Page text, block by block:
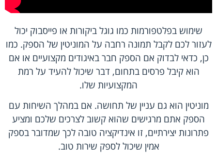
שימוש בפלטפורמות כמו גוגל ביקורות או פייסבוק יכול
לעזור לכם לקבל תמונה רחבה על המוניטין של הספק. כמו
כן, כדאי לבדוק אם הספק חבר באיגודים מקצועיים או אם
הוא קיבל פרסים בתחום, דבר שיכול להעיד על רמת
המקצועיות שלו.
מוניטין הוא גם עניין של תחושה. אם במהלך השיחות עם
הספק אתם מרגישים שהוא קשוב לצרכים שלכם ומציע
פתרונות יצירתיים, זו אינדיקציה טובה לכך שמדובר בספק
אמין שיכול לספק שירות טוב.